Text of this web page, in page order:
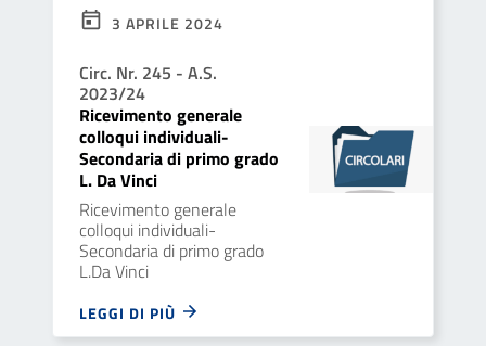
3 APRILE 2024
Circ. Nr. 245 - A.S.
2023/24
Ricevimento generale
colloqui individuali-
Secondaria di primo grado
L. Da Vinci
Ricevimento generale
colloqui individuali-
Secondaria di primo grado
L.Da Vinci
LEGGI DI PIÙ